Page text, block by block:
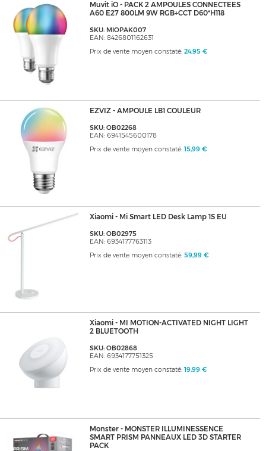
Muvit iO - PACK 2 AMPOULES CONNECTEES
A60 E27 800LM 9W RGB+CCT D60*H118
SKU: MIOPAK007
EAN: 8426801162631
Prix de vente moyen constaté: 24,95 €
EZVIZ - AMPOULE LB1 COULEUR
SKU: OB02268
EAN: 6941545600178
Prix de vente moyen constaté: 15,99 €
Xiaomi - Mi Smart LED Desk Lamp 1S EU
SKU: OB02975
EAN: 6934177763113
Prix de vente moyen constaté: 59,99 €
Xiaomi - MI MOTION-ACTIVATED NIGHT LIGHT
2 BLUETOOTH
SKU: OB02868
EAN: 6934177751325
Prix de vente moyen constaté: 19,99 €
Monster - MONSTER ILLUMINESSENCE
SMART PRISM PANNEAUX LED 3D STARTER
PACK